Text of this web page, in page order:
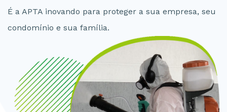
É a APTA inovando para proteger a sua empresa, seu
condomínio e sua família.